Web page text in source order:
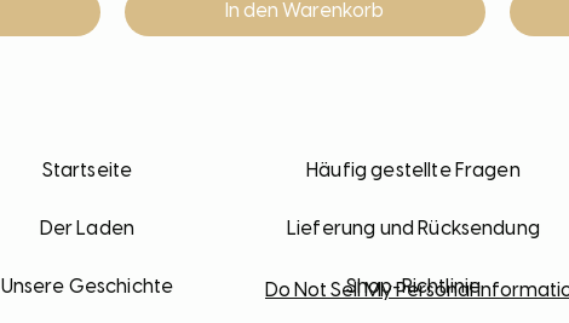
In den Warenkorb
Startseite
Der Laden
Unsere Geschichte
Häufig gestellte Fragen
Lieferung und Rücksendung
Shop-Richtlinie
Do Not Sell My Personal